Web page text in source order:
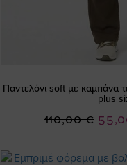
Παντελόνι soft με καμπάνα
plus
Ειδική
110,00 €